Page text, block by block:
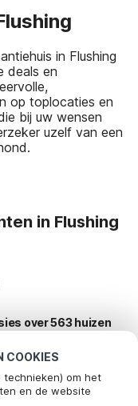
COOKIES
technieken) om het
en de website
in Flushing
deals en
op toplocaties en
bij uw wensen
uzelf van een
in Flushing
over 563 huizen
voor